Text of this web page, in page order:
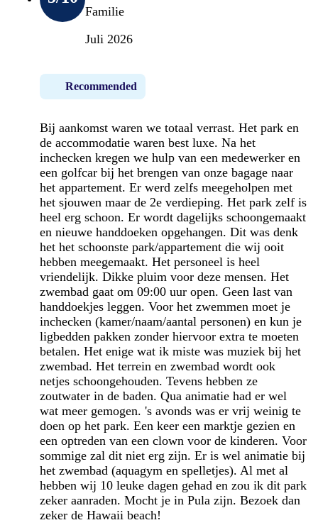
Familie
Juli 2026
Recommended
Bij aankomst waren we totaal verrast. Het park en
de accommodatie waren best luxe. Na het
inchecken kregen we hulp van een medewerker en
een golfcar bij het brengen van onze bagage naar
het appartement. Er werd zelfs meegeholpen met
het sjouwen maar de 2e verdieping. Het park zelf is
heel erg schoon. Er wordt dagelijks schoongemaakt
en nieuwe handdoeken opgehangen. Dit was denk
het het schoonste park/appartement die wij ooit
hebben meegemaakt. Het personeel is heel
vriendelijk. Dikke pluim voor deze mensen. Het
zwembad gaat om 09:00 uur open. Geen last van
handdoekjes leggen. Voor het zwemmen moet je
inchecken (kamer/naam/aantal personen) en kun je
ligbedden pakken zonder hiervoor extra te moeten
betalen. Het enige wat ik miste was muziek bij het
zwembad. Het terrein en zwembad wordt ook
netjes schoongehouden. Tevens hebben ze
zoutwater in de baden. Qua animatie had er wel
wat meer gemogen. 's avonds was er vrij weinig te
doen op het park. Een keer een marktje gezien en
een optreden van een clown voor de kinderen. Voor
sommige zal dit niet erg zijn. Er is wel animatie bij
het zwembad (aquagym en spelletjes). Al met al
hebben wij 10 leuke dagen gehad en zou ik dit park
zeker aanraden. Mocht je in Pula zijn. Bezoek dan
zeker de Hawaii beach!